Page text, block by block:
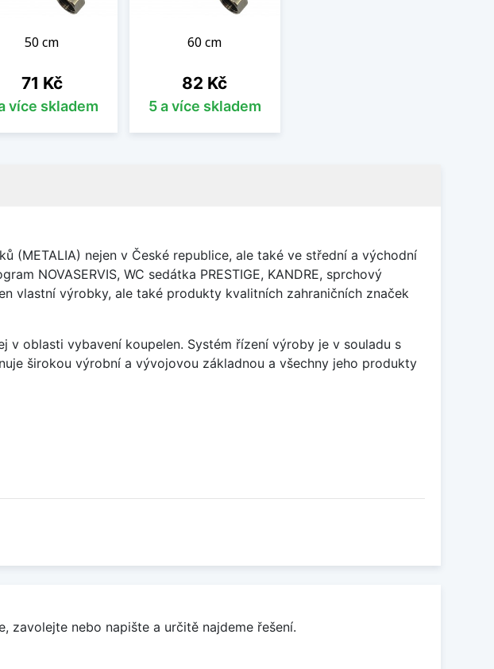
50 cm
Cena
71 Kč
více skladem
60 cm
Cena
82 Kč
5 a více skladem
(METALIA) nejen v České republice, ale také ve střední a východní
NOVASERVIS, WC sedátka PRESTIGE, KANDRE, sprchový
vlastní výrobky, ale také produkty kvalitních zahraničních značek
v oblasti vybavení koupelen. Systém řízení výroby je v souladu s
širokou výrobní a vývojovou základnou a všechny jeho produkty
zavolejte nebo napište a určitě najdeme řešení.